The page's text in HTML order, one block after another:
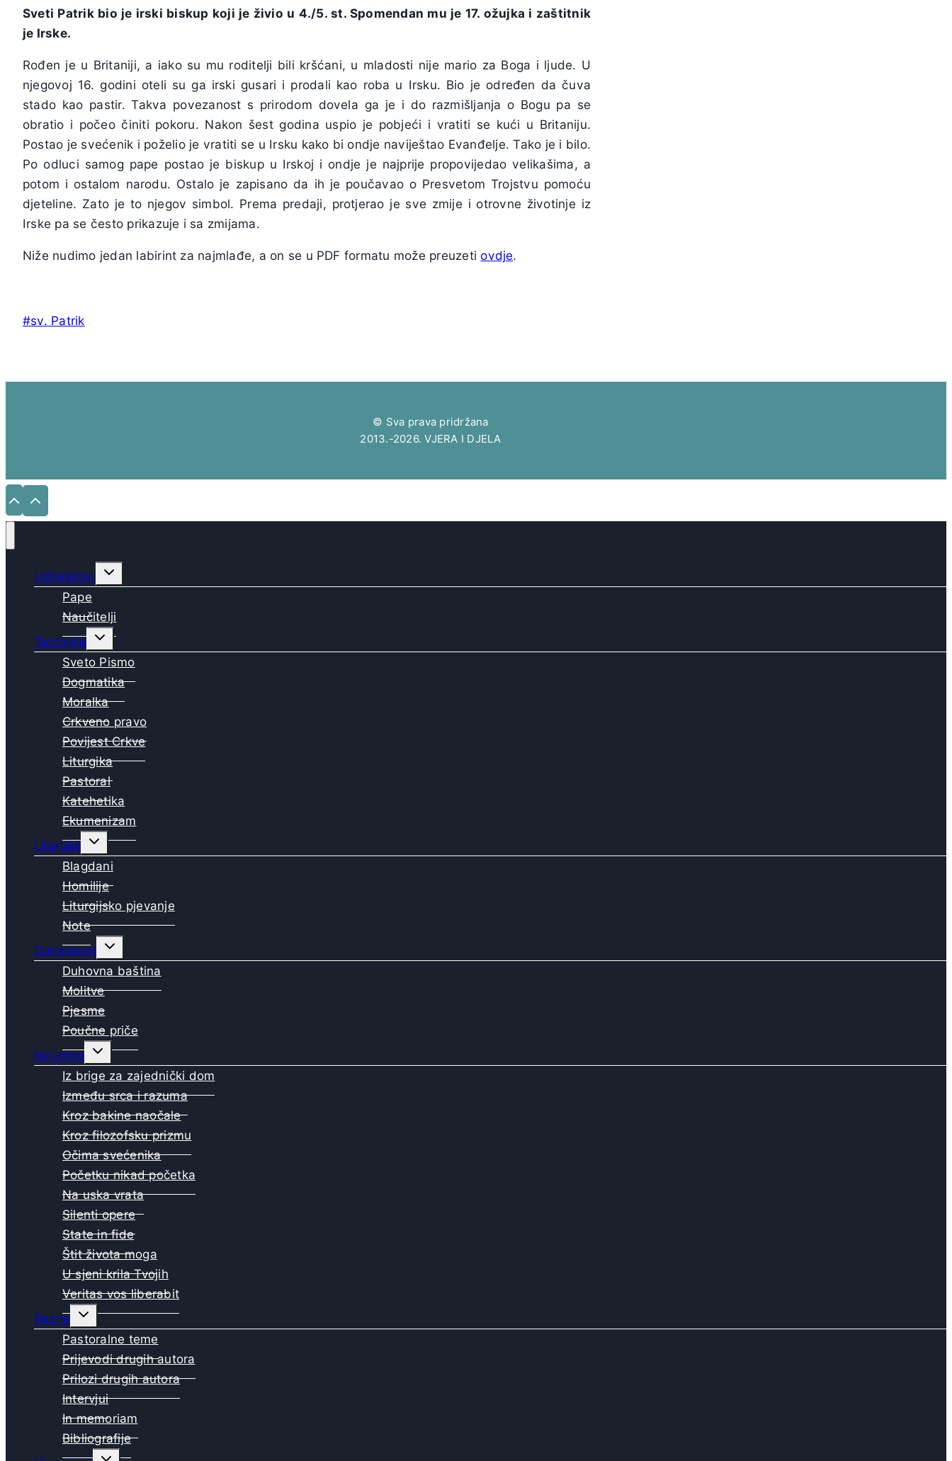
Sveti Patrik bio je irski biskup koji je živio u 4./5. st. Spomendan mu je 17. ožujka i zaštitnik
je Irske.
Rođen je u Britaniji, a iako su mu roditelji bili kršćani, u mladosti nije mario za Boga i ljude. U
njegovoj 16. godini oteli su ga irski gusari i prodali kao roba u Irsku. Bio je određen da čuva
stado kao pastir. Takva povezanost s prirodom dovela ga je i do razmišljanja o Bogu pa se
obratio i počeo činiti pokoru. Nakon šest godina uspio je pobjeći i vratiti se kući u Britaniju.
Postao je svećenik i poželio je vratiti se u Irsku kako bi ondje naviještao Evanđelje. Tako je i bilo.
Po odluci samog pape postao je biskup u Irskoj i ondje je najprije propovijedao velikašima, a
potom i ostalom narodu. Ostalo je zapisano da ih je poučavao o Presvetom Trojstvu pomoću
djeteline. Zato je to njegov simbol. Prema predaji, protjerao je sve zmije i otrovne životinje iz
Irske pa se često prikazuje i sa zmijama.
Niže nudimo jedan labirint za najmlađe, a on se u PDF formatu može preuzeti ovdje.
Post
#sv. Patrik
© Sva prava pridržana
2013.-2026. VJERA I DJELA
Učiteljstvo
Toggle
child
Pape
Naučitelji
Teologija
Toggle
child
menu
Sveto Pismo
Dogmatika
Moralka
Crkveno pravo
Povijest Crkve
Liturgika
Pastoral
Katehetika
Ekumenizam
Liturgija
Toggle
child
menu
Blagdani
Homilije
Liturgijsko pjevanje
Note
Duhovnost
Toggle
child
menu
Duhovna baština
Molitve
Pjesme
Poučne priče
Kolumne
Toggle
child
menu
Iz brige za zajednički dom
Između srca i razuma
Kroz bakine naočale
Kroz filozofsku prizmu
Očima svećenika
Početku nikad početka
Na uska vrata
Silenti opere
State in fide
Štit života moga
U sjeni krila Tvojih
Veritas vos liberabit
Razno
Toggle
child
menu
Pastoralne teme
Prijevodi drugih autora
Prilozi drugih autora
Intervjui
In memoriam
Bibliografije
Toggle